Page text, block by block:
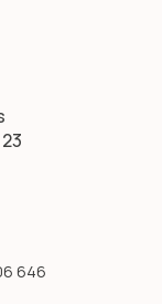
646